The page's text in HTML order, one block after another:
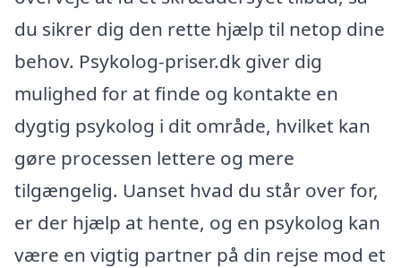
du sikrer dig den rette hjælp til netop dine
behov. Psykolog-priser.dk giver dig
mulighed for at finde og kontakte en
dygtig psykolog i dit område, hvilket kan
gøre processen lettere og mere
tilgængelig. Uanset hvad du står over for,
er der hjælp at hente, og en psykolog kan
være en vigtig partner på din rejse mod et